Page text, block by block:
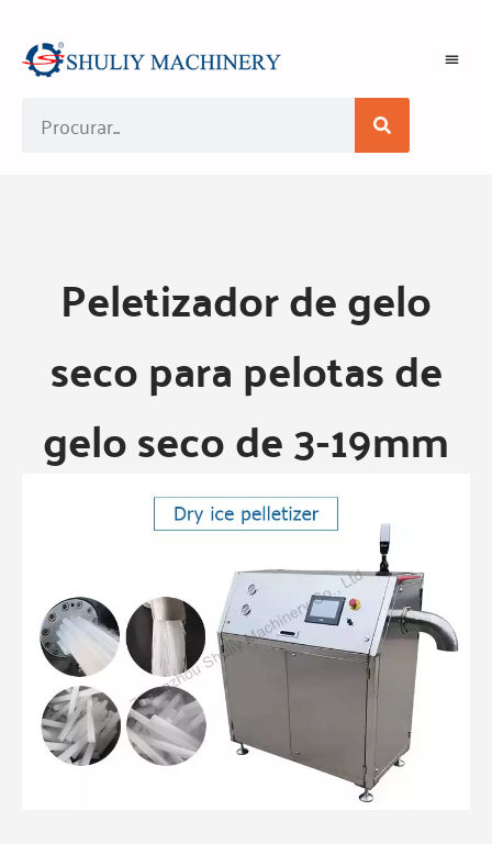
Peletizador de gelo
seco para pelotas de
gelo seco de 3-19mm